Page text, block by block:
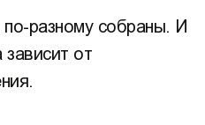
разному собраны. И
от